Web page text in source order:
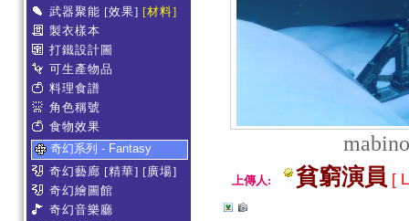
武器聚能 [效果] [材料]
製衣樣本
打鐵設計圖
可生產物品
料理食譜
角色稱號
食物效果
奇幻系列 - Fantasy
奇幻藝廊 [精華] [廣場]
奇幻繪圖館
奇幻音樂廳
上傳人: 貧窮演員 [